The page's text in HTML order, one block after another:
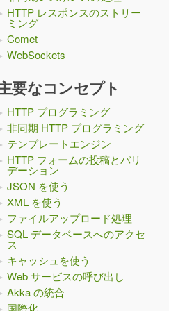
HTTP レスポンスのストリー
ミング
Comet
WebSockets
要なコンセプト
HTTP プログラミング
非同期 HTTP プログラミング
テンプレートエンジン
HTTP フォームの投稿とバリ
デーション
JSON を使う
XML を使う
ファイルアップロード処理
SQL データベースへのアクセ
ス
キャッシュを使う
Web サービスの呼び出し
Akka の統合
国際化